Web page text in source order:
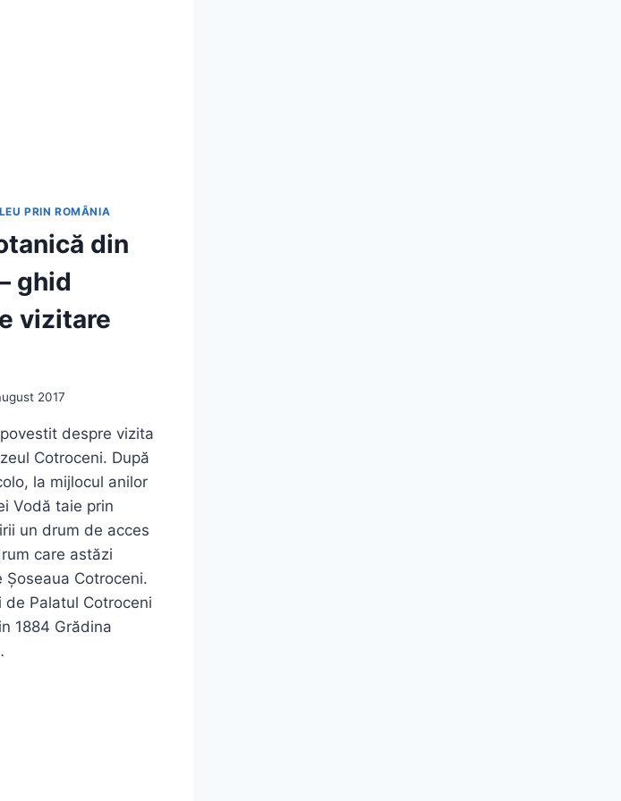
PRIN ROMÂNIA
din
ghid
vizitare
2017
despre vizita
Cotroceni. După
la mijlocul anilor
Vodă taie prin
un drum de acces
care astăzi
Cotroceni.
de Palatul Cotroceni
1884 Grădina